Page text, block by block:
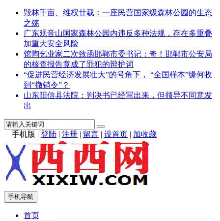
毁林千亩、维权廿载：一座民营国家级森林公园的生态
之殇
广东观音山国家森林公园内违反多种法规，存在多重叠
加重大安全风险
馆陶乞业家二次致函邯郸市委书记：奇！邯郸市公安局
的核查报告竟成了罪犯的辩护词
“促进民营经济发展壮大”的号角下， “全国样本”缘何收
到“撤销令”？
山东阳信县法院：判决书已经写出来，但领导不同意发
出
手机版 | 登陆 | 注册 | 留言 | 设首页 | 加收藏
手机导航
首页